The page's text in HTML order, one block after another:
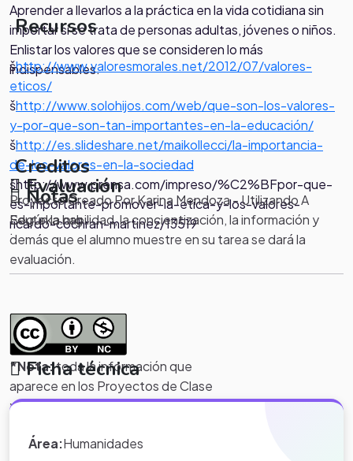
Aprender a llevarlos a la práctica en la vida cotidiana sin
importar si se trata de personas adultas, jóvenes o niños.
Enlistar los valores que se consideren lo más
indispensables.
Recursos
šhttp://www.valoresmorales.net/2012/07/valores-
eticos/
šhttp://www.solohijos.com/web/que-son-los-valores-
y-por-que-son-tan-importantes-en-la-educación/
šhttp://es.slideshare.net/maikollecci/la-importancia-
de-los-valores-en-la-sociedad
šhttp://www.prensa.com/impreso/%C2%BFpor-que-
es-importante-promover-la-etica-y-los-valores-
ricardo-cochran-martinez/13519
Evaluación
Según la habilidad, la concientización, la información y
demás que el alumno muestre en su tarea se dará la
evaluación.
Notas
.
Creditos
Proyecto Creado Por Karina Mendoza - Utilizando A
Eduteka.org
*Nota:toda la información que
aparece en los Proyectos de Clase
y WebQuest del portal educativo
del portal.
Ficha técnica
Área:Humanidades